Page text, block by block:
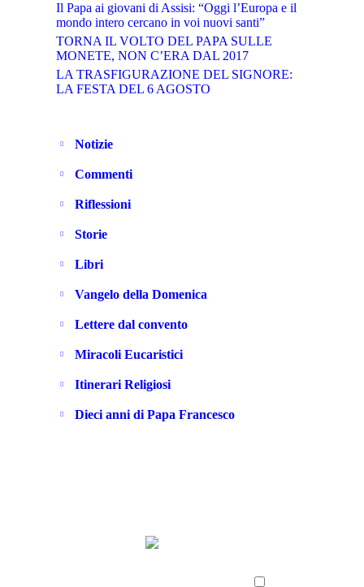
Il Papa ai giovani di Assisi: “Oggi l’Europa e il
mondo intero cercano in voi nuovi santi”
TORNA IL VOLTO DEL PAPA SULLE
MONETE, NON C’ERA DAL 2017
LA TRASFIGURAZIONE DEL SIGNORE:
LA FESTA DEL 6 AGOSTO
Notizie
Commenti
Riflessioni
Storie
Libri
Vangelo della Domenica
Lettere dal convento
Miracoli Eucaristici
Itinerari Religiosi
Dieci anni di Papa Francesco